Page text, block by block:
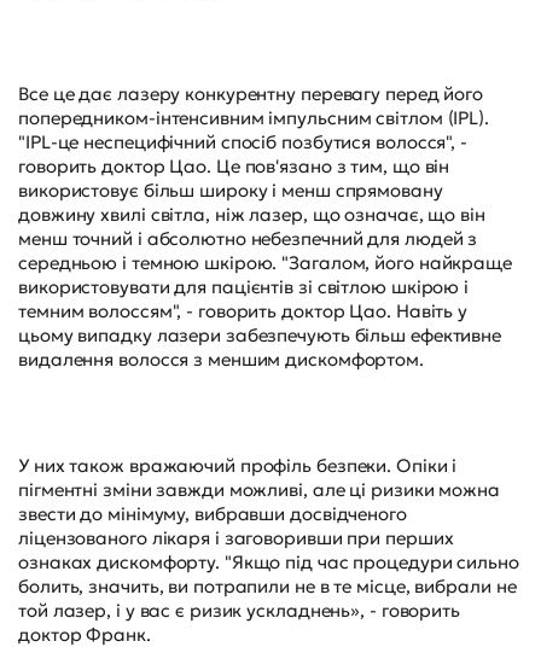
Все це дає лазеру конкурентну перевагу перед його
попередником-інтенсивним імпульсним світлом (IPL).
"IPL-це неспецифічний спосіб позбутися волосся", -
говорить доктор Цао. Це пов'язано з тим, що він
використовує більш широку і менш спрямовану
довжину хвилі світла, ніж лазер, що означає, що він
менш точний і абсолютно небезпечний для людей з
середньою і темною шкірою. "Загалом, його найкраще
використовувати для пацієнтів зі світлою шкірою і
темним волоссям", - говорить доктор Цао. Навіть у
цьому випадку лазери забезпечують більш ефективне
видалення волосся з меншим дискомфортом.
У них також вражаючий профіль безпеки. Опіки і
пігментні зміни завжди можливі, але ці ризики можна
звести до мінімуму, вибравши досвідченого
ліцензованого лікаря і заговоривши при перших
ознаках дискомфорту. "Якщо під час процедури сильно
болить, значить, ви потрапили не в те місце, вибрали не
той лазер, і у вас є ризик ускладнень», - говорить
доктор Франк.